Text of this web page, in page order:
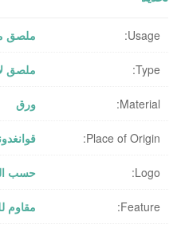
Usage: ملصق
Type: ملصق
Material: ورق
Place of Origin:
Logo: حسب
Feature: مقاوم